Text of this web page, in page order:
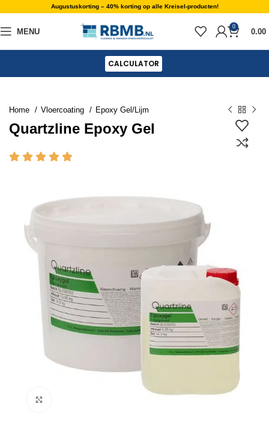
Augustuskorting – 40% korting op alle Kreisel-producten!
MENU
0
0.00
CALCULATOR
Home Vloercoating Epoxy Gel/Lijm
Quartzline Epoxy Gel